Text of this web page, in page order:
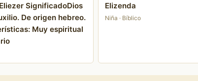
SignificadoDios
De origen hebreo.
Muy espiritual
Elizenda
Niña · Bíblico